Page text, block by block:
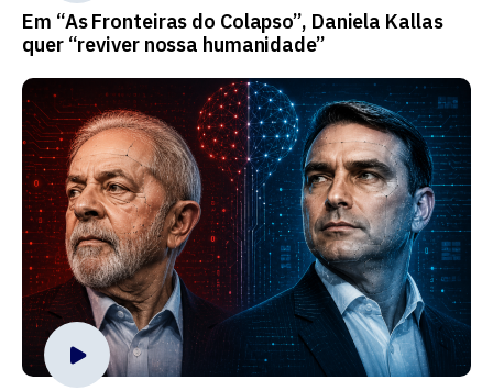
Em “As Fronteiras do Colapso”, Daniela Kallas
quer “reviver nossa humanidade”